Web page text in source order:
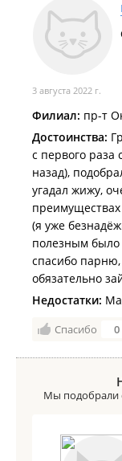
3 августа 2022 г.
Филиал: пр-т
Достоинства:
с первого раза
назад),
угадал жижу,
(я уже
полезным было
спасибо парню,
обязательно
Недостатки:
Спасибо 0
Мы подобрали